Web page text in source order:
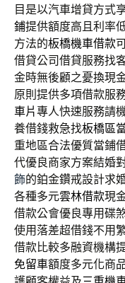
目是以汽車增貸方式
鋪提供額度高且利率
方法的板橋機車借款
借貸公司借貸服務找
金時無後顧之憂換現
原則提供多項借款服
車片專人快速服務請
養借錢救急找板橋區
重地區合法優質當鋪
代優良商家方案結婚
飾的鉑金鑽戒設計求
各種多元雲林借款現
借款公會優良專用碟
使用落差超借錢不用
借款比較多融資機構
免留車額度多元化商